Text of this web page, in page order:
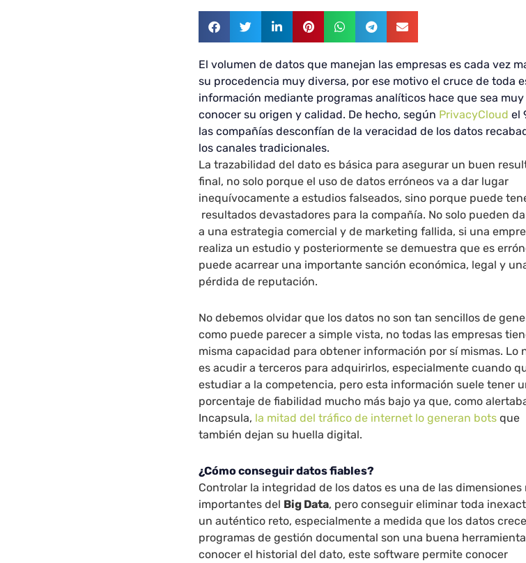
El volumen de datos que manejan las empresas es cada vez
su procedencia muy diversa, por ese motivo el cruce de toda
información mediante programas analíticos hace que sea
conocer su origen y calidad. De hecho, según PrivacyCloud el
las compañías desconfían de la veracidad de los datos
los canales tradicionales.
La trazabilidad del dato es básica para asegurar un buen
final, no solo porque el uso de datos erróneos va a dar lugar
inequívocamente a estudios falseados, sino porque puede
resultados devastadores para la compañía. No solo pueden
a una estrategia comercial y de marketing fallida, si una
realiza un estudio y posteriormente se demuestra que es
puede acarrear una importante sanción económica, legal y
pérdida de reputación.
No debemos olvidar que los datos no son tan sencillos de
como puede parecer a simple vista, no todas las empresas
misma capacidad para obtener información por sí mismas. Lo
es acudir a terceros para adquirirlos, especialmente cuando
estudiar a la competencia, pero esta información suele tener
porcentaje de fiabilidad mucho más bajo ya que, como
Incapsula, la mitad del tráfico de internet lo generan bots que
también dejan su huella digital.
¿Cómo conseguir datos fiables?
Controlar la integridad de los datos es una de las dimensiones
importantes del Big Data, pero conseguir eliminar toda
un auténtico reto, especialmente a medida que los datos
programas de gestión documental son una buena
conocer el historial del dato, este software permite conocer